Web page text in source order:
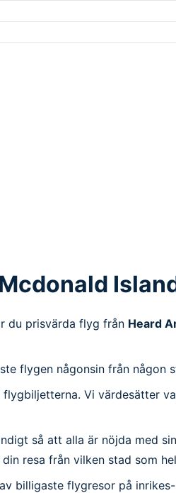
du prisvärda flyg från Heard
flygen någonsin från någon
Vi värdesätter
så att alla är nöjda med
resa från vilken stad som
billigaste flygresor på